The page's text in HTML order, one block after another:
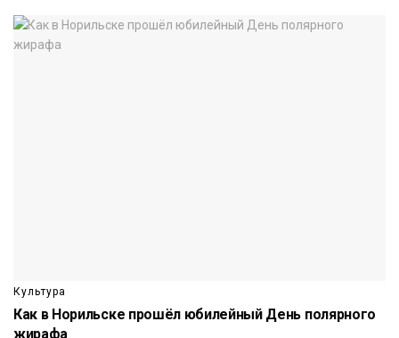
Культура
Как в Норильске прошёл юбилейный День полярного
жирафа